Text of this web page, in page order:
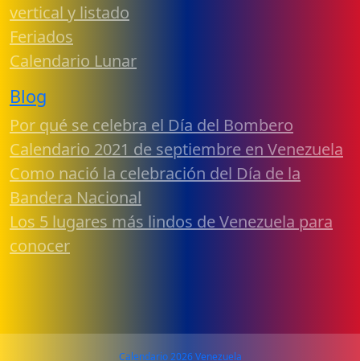
vertical y listado
Feriados
Calendario Lunar
Blog
Por qué se celebra el Día del Bombero
Calendario 2021 de septiembre en Venezuela
Como nació la celebración del Día de la
Bandera Nacional
Los 5 lugares más lindos de Venezuela para
conocer
Calendario 2026 Venezuela